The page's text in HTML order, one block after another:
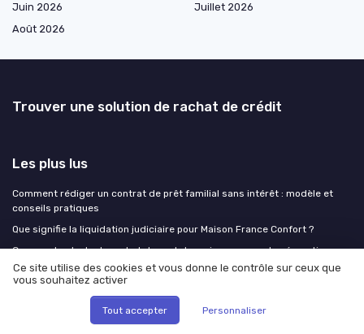
Juin 2026
Juillet 2026
Août 2026
Trouver une solution de rachat de crédit
Les plus lus
Comment rédiger un contrat de prêt familial sans intérêt : modèle et
conseils pratiques
Que signifie la liquidation judiciaire pour Maison France Confort ?
Comment calculer le rachat de part de maison en cas de séparation
Comprendre le rôle du cacf dans la consolidation de dettes
Ce site utilise des cookies et vous donne le contrôle sur ceux que
vous souhaitez activer
Tout accepter Personnaliser